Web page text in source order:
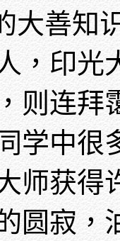
大善知
，印光
则连拜
学中很
师获得
圆寂，